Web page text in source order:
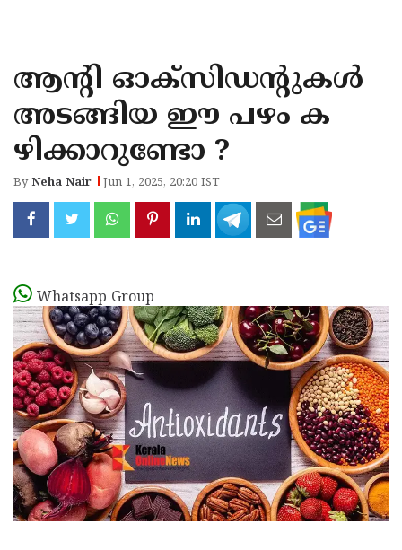
KANNUR
KASARAGOD
ആന്‍റി ഓക്സിഡന്‍റുകള്‍
അടങ്ങിയ ഈ പഴം ക
ഴിക്കാറുണ്ടോ ?
ByNeha Nair Jun 1, 2025, 20:20 IST
Whatsapp Group